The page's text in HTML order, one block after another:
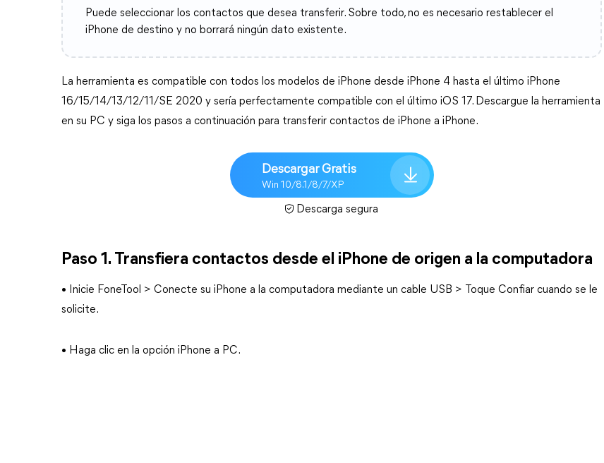
Puede seleccionar los contactos que desea transferir. Sobre todo, no es necesario restablecer el
iPhone de destino y no borrará ningún dato existente.
La herramienta es compatible con todos los modelos de iPhone desde iPhone 4 hasta el último iPhone
16/15/14/13/12/11/SE 2020 y sería perfectamente compatible con el último iOS 17. Descargue la herramienta
en su PC y siga los pasos a continuación para transferir contactos de iPhone a iPhone.
Descargar Gratis
Win 10/8.1/8/7/XP
Descarga segura
Paso 1. Transfiera contactos desde el iPhone de origen a la computadora
• Inicie FoneTool > Conecte su iPhone a la computadora mediante un cable USB > Toque Confiar cuando se le
solicite.
• Haga clic en la opción iPhone a PC.